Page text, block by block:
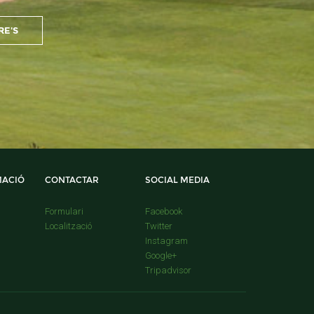
CONTACTAR
Formulari
Localització
SOCIAL MEDIA
Facebook
Twitter
Instagram
Google+
Tripadvisor